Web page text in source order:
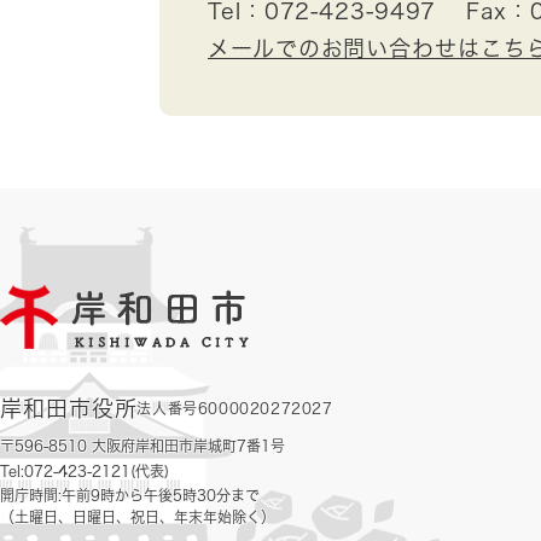
Tel：072-423-9497
Fax
メールでのお問い合わせはこち
岸和田市役所法人番号6000020272027
〒596-8510 大阪府岸和田市岸城町7番1号
Tel:072-423-2121(代表)
開庁時間:午前9時から午後5時30分まで
（土曜日、日曜日、祝日、年末年始除く）